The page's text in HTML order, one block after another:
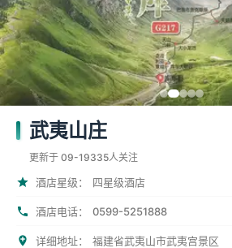
武夷山庄
更新于 09-19335人关注
酒店星级： 四星级酒店
酒店电话： 0599-5251888
详细地址： 福建省武夷山市武夷宫景区